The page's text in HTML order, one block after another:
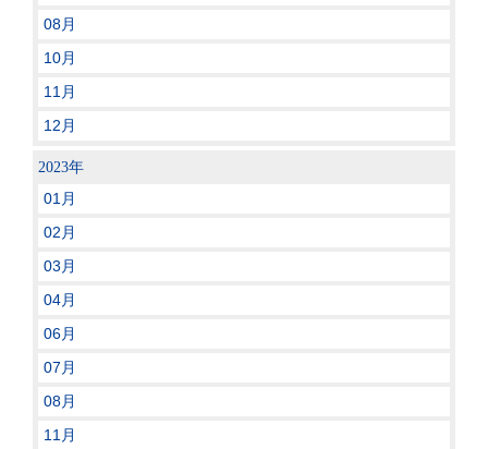
08月
10月
11月
12月
2023年
01月
02月
03月
04月
06月
07月
08月
11月